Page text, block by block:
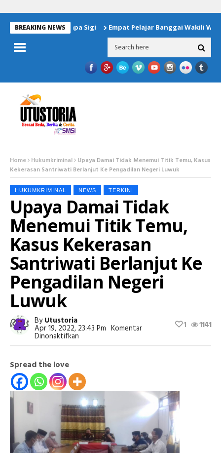
BREAKING NEWS
Korban Gempa Sigi Empat Pelajar Banggai Wakili
Home Hukumkriminal Upaya Damai Tidak Menemui Titik Temu, Kasus
Kekerasan Santriwati Berlanjut Ke Pengadilan Negeri Luwuk
HUKUMKRIMINAL NEWS TERKINI
Upaya Damai Tidak
Menemui Titik Temu,
Kasus Kekerasan
Santriwati Berlanjut Ke
Pengadilan Negeri
Luwuk
ByUtustoria
Apr 19, 2022, 23:43 Pm Komentar
Dinonaktifkan
Upaya
Titik
Temu,
Kasus
Kekerasan
Santriwati
Berlanjut
Ke
Pengadilan
Negeri
Luwuk
1141
1
Spread the love